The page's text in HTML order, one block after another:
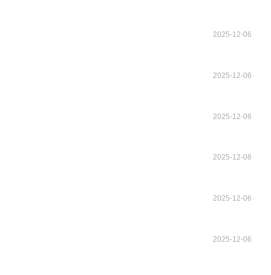
2025-12-06
2025-12-06
2025-12-06
2025-12-06
2025-12-06
2025-12-06